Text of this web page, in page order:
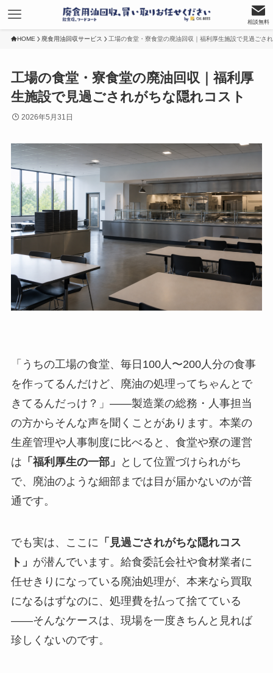
相談無料
HOME 廃食用油回収サービス 工場の食堂・寮食堂の廃油回収｜福利厚生施設で見過ごさ
工場の食堂・寮食堂の廃油回収｜福利厚
生施設で見過ごされがちな隠れコスト
2026年5月31日
「うちの工場の食堂、毎日100人〜200人分の食事
を作ってるんだけど、廃油の処理ってちゃんとで
きてるんだっけ？」——製造業の総務・人事担当
の方からそんな声を聞くことがあります。本業の
生産管理や人事制度に比べると、食堂や寮の運営
は 「福利厚生の一部」
として位置づけられがち
で、廃油のような細部までは目が届かないのが普
通です。
でも実は、ここに 「見過ごされがちな隠れコス
ト」 が潜んでいます。給食委託会社や食材業者に
任せきりになっている廃油処理が、本来なら買取
になるはずなのに、処理費を払って捨てている
——そんなケースは、現場を一度きちんと見れば
珍しくないのです。